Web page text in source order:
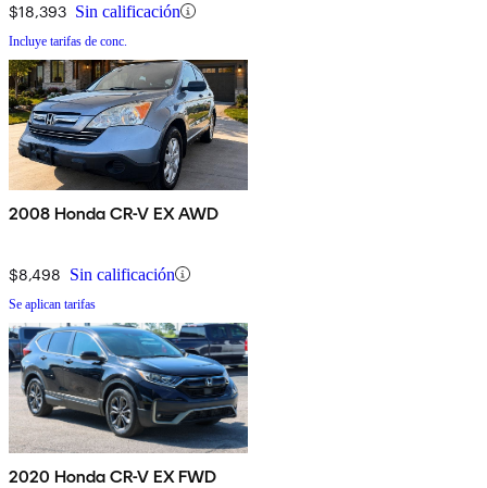
$18,393 Sin calificación
Incluye tarifas de conc.
2008 Honda CR-V EX AWD
$8,498 Sin calificación
Se aplican tarifas
2020 Honda CR-V EX FWD